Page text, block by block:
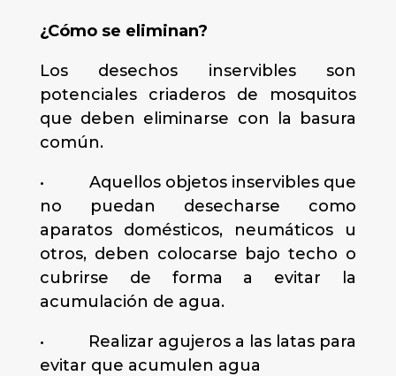
¿Cómo se eliminan?
Los desechos inservibles son
potenciales criaderos de mosquitos
que deben eliminarse con la basura
común.
• Aquellos objetos inservibles que
no puedan desecharse como
aparatos domésticos, neumáticos u
otros, deben colocarse bajo techo o
cubrirse de forma a evitar la
acumulación de agua.
• Realizar agujeros a las latas para
evitar que acumulen agua